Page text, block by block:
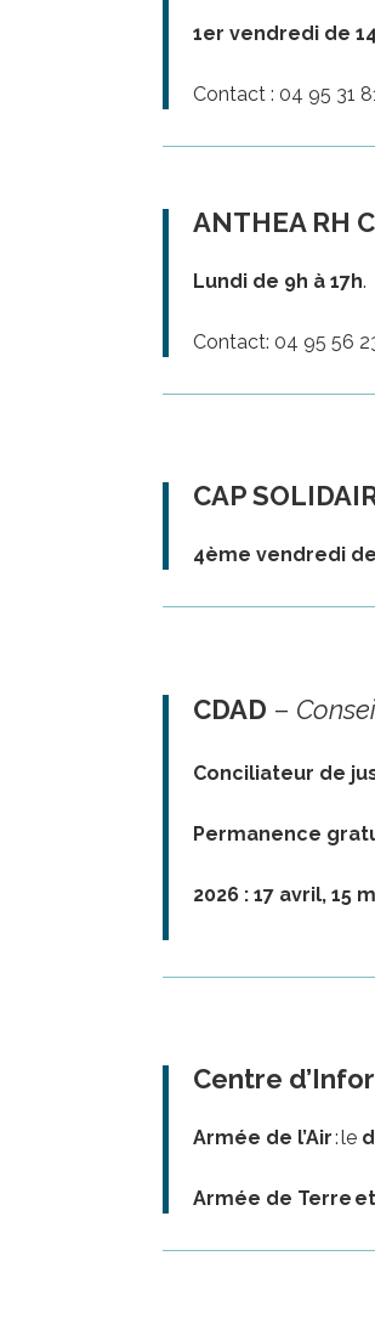
1er vendredi de
Contact : 04 95 31
ANTHEA RH
Lundi de 9h à 17h.
Contact: 04 95 56
CAP
4ème vendredi de
CDAD –
Conciliateur de
Permanence
2026 : 17 avril, 15
Centre
Armée de l’Air:le
Armée de Terre